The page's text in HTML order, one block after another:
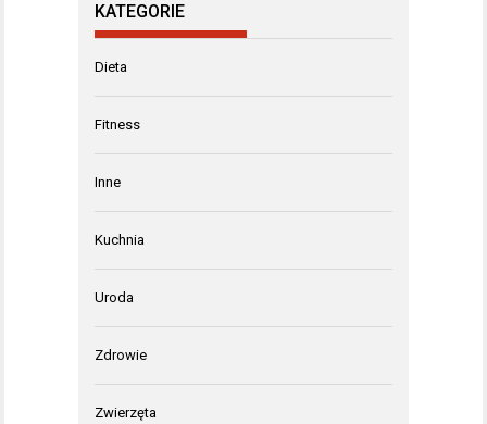
KATEGORIE
Dieta
Fitness
Inne
Kuchnia
Uroda
Zdrowie
Zwierzęta